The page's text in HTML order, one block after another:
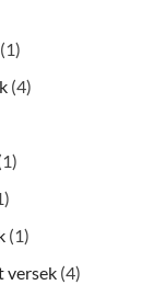
(1)
(4)
(1)
versek (4)